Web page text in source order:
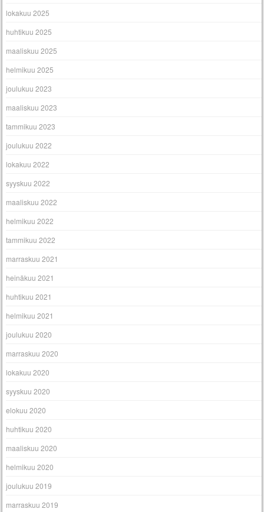
lokakuu 2025
huhtikuu 2025
maaliskuu 2025
helmikuu 2025
joulukuu 2023
maaliskuu 2023
tammikuu 2023
joulukuu 2022
lokakuu 2022
syyskuu 2022
maaliskuu 2022
helmikuu 2022
tammikuu 2022
marraskuu 2021
heinäkuu 2021
huhtikuu 2021
helmikuu 2021
joulukuu 2020
marraskuu 2020
lokakuu 2020
syyskuu 2020
elokuu 2020
huhtikuu 2020
maaliskuu 2020
helmikuu 2020
joulukuu 2019
marraskuu 2019